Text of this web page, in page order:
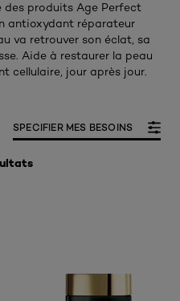
des produits Age Perfect
antioxydant réparateur
va retrouver son éclat, sa
Aide à restaurer la peau
cellulaire, jour après jour.
SPECIFIER MES BESOINS